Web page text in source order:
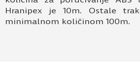
Hranipex je 10m. Ostale
minimalnom količinom 100m.